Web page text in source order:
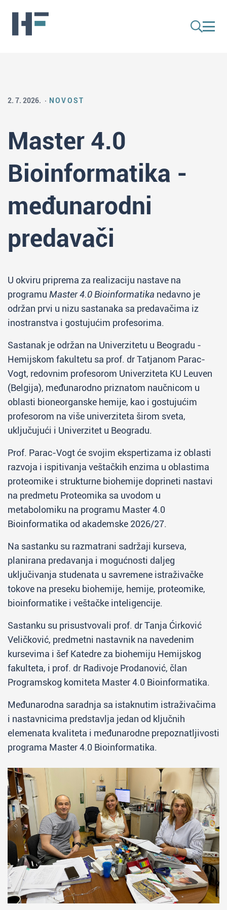
2. 7. 2026. NOVOST
Master 4.0
Bioinformatika -
međunarodni
predavači
U okviru priprema za realizaciju nastave na
programu Master 4.0 Bioinformatika nedavno je
održan prvi u nizu sastanaka sa predavačima iz
inostranstva i gostujućim profesorima.
Sastanak je održan na Univerzitetu u Beogradu -
Hemijskom fakultetu sa prof. dr Tatjanom Parac-
Vogt, redovnim profesorom Univerziteta KU Leuven
(Belgija), međunarodno priznatom naučnicom u
oblasti bioneorganske hemije, kao i gostujućim
profesorom na više univerziteta širom sveta,
uključujući i Univerzitet u Beogradu.
Prof. Parac-Vogt će svojim ekspertizama iz oblasti
razvoja i ispitivanja veštačkih enzima u oblastima
proteomike i strukturne biohemije doprineti nastavi
na predmetu Proteomika sa uvodom u
metabolomiku na programu Master 4.0
Bioinformatika od akademske 2026/27.
Na sastanku su razmatrani sadržaji kurseva,
planirana predavanja i mogućnosti daljeg
uključivanja studenata u savremene istraživačke
tokove na preseku biohemije, hemije, proteomike,
bioinformatike i veštačke inteligencije.
Sastanku su prisustvovali prof. dr Tanja Ćirković
Veličković, predmetni nastavnik na navedenim
kursevima i šef Katedre za biohemiju Hemijskog
fakulteta, i prof. dr Radivoje Prodanović, član
Programskog komiteta Master 4.0 Bioinformatika.
Međunarodna saradnja sa istaknutim istraživačima
i nastavnicima predstavlja jedan od ključnih
elemenata kvaliteta i međunarodne prepoznatljivosti
programa Master 4.0 Bioinformatika.